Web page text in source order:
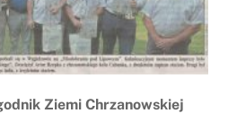
Ziemi Chrzanowskiej